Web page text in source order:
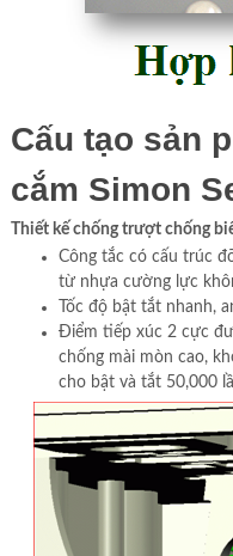
Cấu tạo sản
cắm Simon
Thiết kế chống trượt chống
Công tắc có cấu trúc
từ nhựa cường lực
Tốc độ bật tắt nhanh,
Điểm tiếp xúc 2 cực
chống mài mòn cao,
cho bật và tắt 50,000